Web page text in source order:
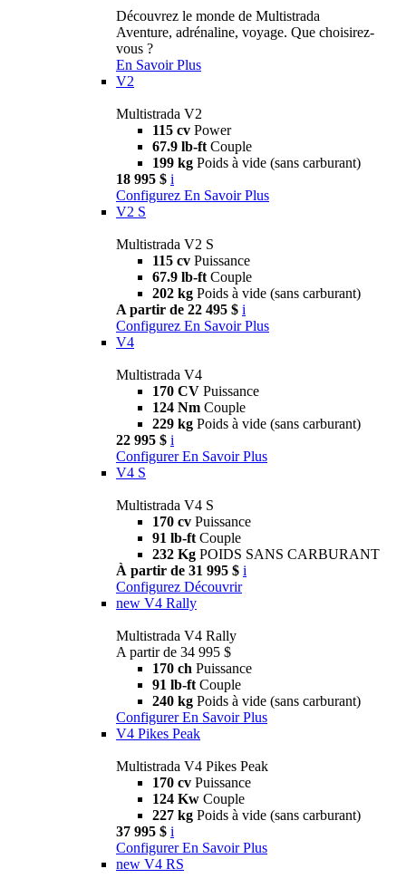
Découvrez le monde de Multistrada
Aventure, adrénaline, voyage. Que choisirez-
vous ?
En Savoir Plus
V2
Multistrada V2
115 cv Power
67.9 lb-ft Couple
199 kg Poids à vide (sans carburant)
18 995 $ i
Configurez En Savoir Plus
V2 S
Multistrada V2 S
115 cv Puissance
67.9 lb-ft Couple
202 kg Poids à vide (sans carburant)
A partir de 22 495 $ i
Configurez En Savoir Plus
V4
Multistrada V4
170 CV Puissance
124 Nm Couple
229 kg Poids à vide (sans carburant)
22 995 $ i
Configurer En Savoir Plus
V4 S
Multistrada V4 S
170 cv Puissance
91 lb-ft Couple
232 Kg POIDS SANS CARBURANT
À partir de 31 995 $ i
Configurez Découvrir
new V4 Rally
Multistrada V4 Rally
A partir de 34 995 $
170 ch Puissance
91 lb-ft Couple
240 kg Poids à vide (sans carburant)
Configurer En Savoir Plus
V4 Pikes Peak
Multistrada V4 Pikes Peak
170 cv Puissance
124 Kw Couple
227 kg Poids à vide (sans carburant)
37 995 $ i
Configurer En Savoir Plus
new V4 RS